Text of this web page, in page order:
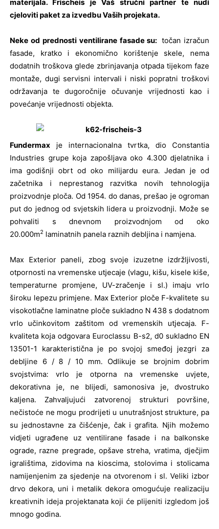
materijala. Frischeis je Vaš stručni partner te nudi
cjeloviti paket za izvedbu Vaših projekata.
Neke od prednosti ventilirane fasade su: točan izračun
fasade, kratko i ekonomično korištenje skele, nema
dodatnih troškova glede zbrinjavanja otpada tijekom faze
montaže, dugi servisni intervali i niski popratni troškovi
održavanja te dugoročnije očuvanje vrijednosti kao i
povećanje vrijednosti objekta.
Fundermax je internacionalna tvrtka, dio Constantia
Industries grupe koja zapošljava oko 4.300 djelatnika i
ima godišnji obrt od oko milijardu eura. Jedan je od
začetnika i neprestanog razvitka novih tehnologija
proizvodnje ploča. Od 1954. do danas, prešao je ogroman
put do jednog od svjetskih lidera u proizvodnji. Može se
pohvaliti s dnevnom proizvodnjom od oko
20.000m2 laminatnih panela raznih debljina i namjena.
Max Exterior paneli, zbog svoje izuzetne izdržljivosti,
otpornosti na vremenske utjecaje (vlagu, kišu, kisele kiše,
temperaturne promjene, UV-zračenje i sl.) imaju vrlo
široku lepezu primjene. Max Exterior ploče F-kvalitete su
visokotlačne laminatne ploče sukladno N 438 s dodatnom
vrlo učinkovitom zaštitom od vremenskih utjecaja. F-
kvaliteta koja odgovara Euroclassu B-s2, d0 sukladno EN
13501-1 karakteristična je po svojoj smeđoj jezgri za
debljine 6 / 8 / 10 mm. Odlikuje se brojnim dobrim
svojstvima: vrlo je otporna na vremenske uvjete,
dekorativna je, ne blijedi, samonosiva je, dvostruko
kaljena. Zahvaljujući zatvorenoj strukturi površine,
nečistoće ne mogu prodrijeti u unutrašnjost strukture, pa
su jednostavne za čišćenje, čak i grafita. Njih možemo
vidjeti ugrađene uz ventilirane fasade i na balkonske
ograde, razne pregrade, opšave streha, vratima, dječjim
igralištima, zidovima na kioscima, stolovima i stolicama
namijenjenim za sjedenje na otvorenom i sl. Veliki izbor
drvo dekora, uni i metalik dekora omogućuje realizaciju
kreativnih ideja projektanata koji će plijeniti izgledom još
mnogo godina.